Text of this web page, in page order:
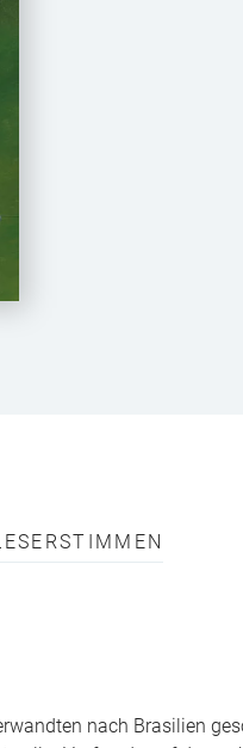
nach Brasilien